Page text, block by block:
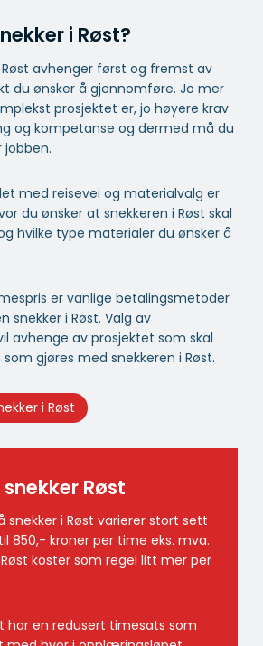
i Røst?
Røst avhenger først og fremst av
du ønsker å gjennomføre. Jo mer
prosjektet er, jo høyere krav
og kompetanse og dermed må du
med reisevei og materialvalg er
du ønsker at snekkeren i Røst skal
hvilke type materialer du ønsker å
er vanlige betalingsmetoder
snekker i Røst. Valg av
avhenge av prosjektet som skal
gjøres med snekkeren i Røst.
i Røst
Røst
snekker i Røst varierer stort sett
850,- kroner per time eks. mva.
koster som regel litt mer per
har en redusert timesats som